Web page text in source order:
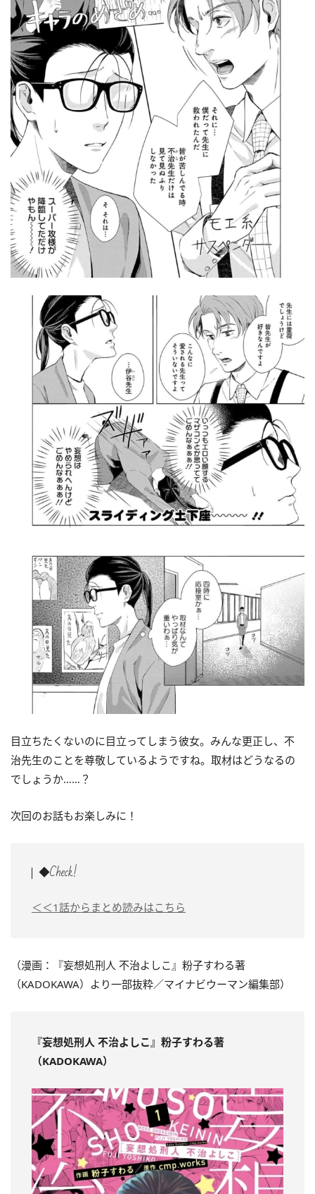
目立ちたくないのに目立ってしまう彼女。みんな更正し、不
治先生のことを尊敬しているようですね。取材はどうなるの
でしょうか……？
次回のお話もお楽しみに！
◆Check!
＜＜1話からまとめ読みはこちら
（漫画：『妄想処刑人 不治よしこ』粉子すわる著
（KADOKAWA）より一部抜粋／マイナビウーマン編集部）
『妄想処刑人 不治よしこ』粉子すわる著
（KADOKAWA）